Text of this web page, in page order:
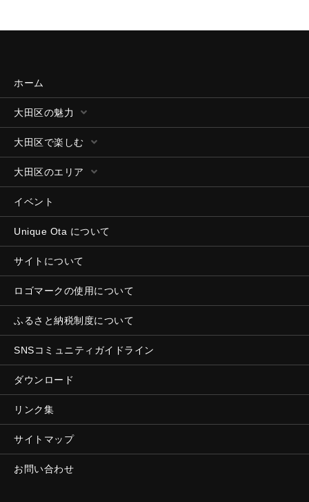
ホーム
大田区の魅力
大田区で楽しむ
大田区のエリア
イベント
Unique Ota について
サイトについて
ロゴマークの使用について
ふるさと納税制度について
SNSコミュニティガイドライン
ダウンロード
リンク集
サイトマップ
お問い合わせ